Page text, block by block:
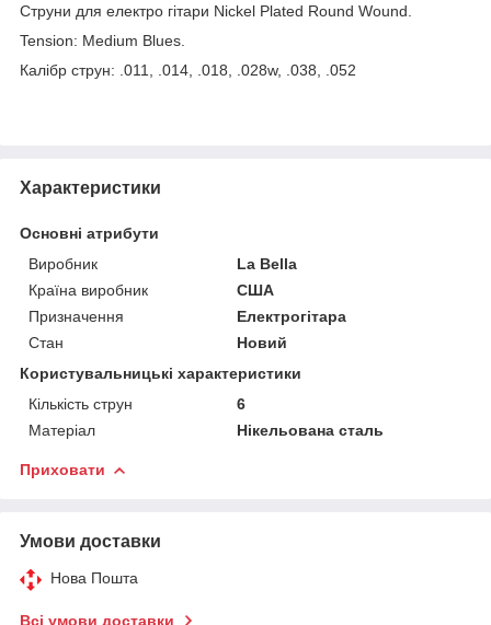
Струни для електро гітари Nickel Plated Round Wound.
Tension: Medium Blues.
Калібр струн: .011, .014, .018, .028w, .038, .052
Характеристики
Основні атрибути
Виробник
La Bella
Країна виробник
США
Призначення
Електрогітара
Стан
Новий
Користувальницькі характеристики
Кількість струн
6
Матеріал
Нікельована сталь
Приховати
Умови доставки
Нова Пошта
Всі умови доставки